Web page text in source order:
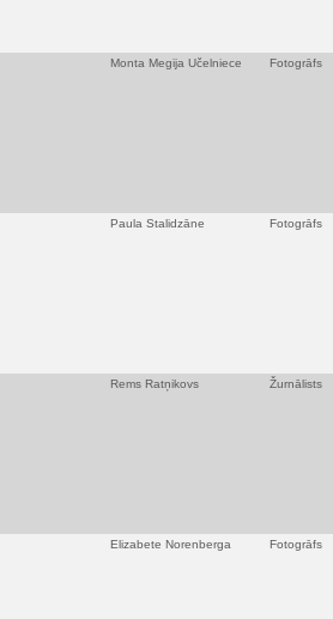
Monta Megija Učelniece Fotogrāfs
Paula Stalidzāne Fotogrāfs
Rems Ratņikovs Žurnālists
Elizabete Norenberga Fotogrāfs